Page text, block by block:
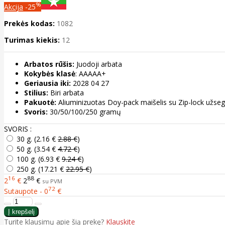
Akcija -25%
Prekės kodas: 1082
Turimas kiekis: 12
Arbatos rūšis: Juodoji arbata
Kokybės klasė: AAAAA+
Geriausia iki: 2028 04 27
Stilius: Biri arbata
Pakuotė: Aliuminizuotas Doy-pack maišelis su Zip-lock
Svoris: 30/50/100/250 gramų
SVORIS :
30 g. (2.16 € 2.88 €)
50 g. (3.54 € 4.72 €)
100 g. (6.93 € 9.24 €)
250 g. (17.21 € 22.95 €)
216 € 288 € su PVM
Sutaupote - 072 €
Turite klausimų apie šią prekę? Klauskite